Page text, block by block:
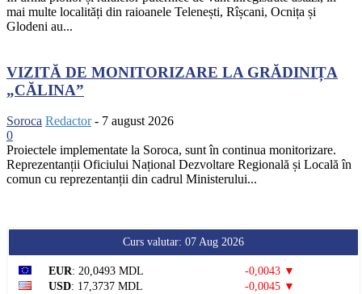
mai multe localități din raioanele Telenești, Rîșcani, Ocnița și
Glodeni au...
VIZITĂ DE MONITORIZARE LA GRĂDINIȚA
„CĂLINA”
Soroca Redactor - 7 august 2026
0
Proiectele implementate la Soroca, sunt în continua monitorizare.
Reprezentanții Oficiului Național Dezvoltare Regională și Locală în
comun cu reprezentanții din cadrul Ministerului...
Curs valutar: 07 Aug 2026
EUR: 20,0493 MDL
-0,0043 ▼
USD: 17,3737 MDL
-0,0045 ▼